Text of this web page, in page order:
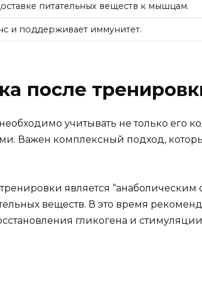
питательных веществ к мышцам.
и поддерживает иммунитет.
после
учитывать не только его
Важен комплексный подход,
является “анаболическим
веществ. В это время
гликогена и